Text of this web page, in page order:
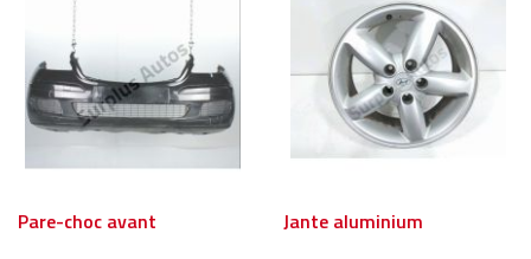
Pare-choc avant Jante aluminium